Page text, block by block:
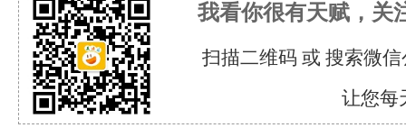
我看你很有天赋，关
扫描二维码 或 搜索微
让您每